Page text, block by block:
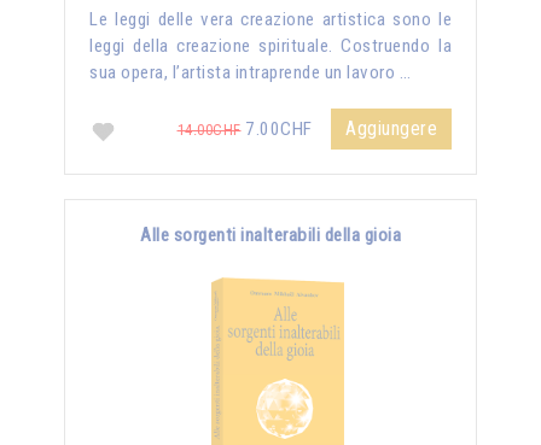
Le leggi delle vera creazione artistica sono le
leggi della creazione spirituale. Costruendo la
sua opera, l’artista intraprende un lavoro …
14.00CHF7.00CHF Aggiungere
Alle sorgenti inalterabili della gioia